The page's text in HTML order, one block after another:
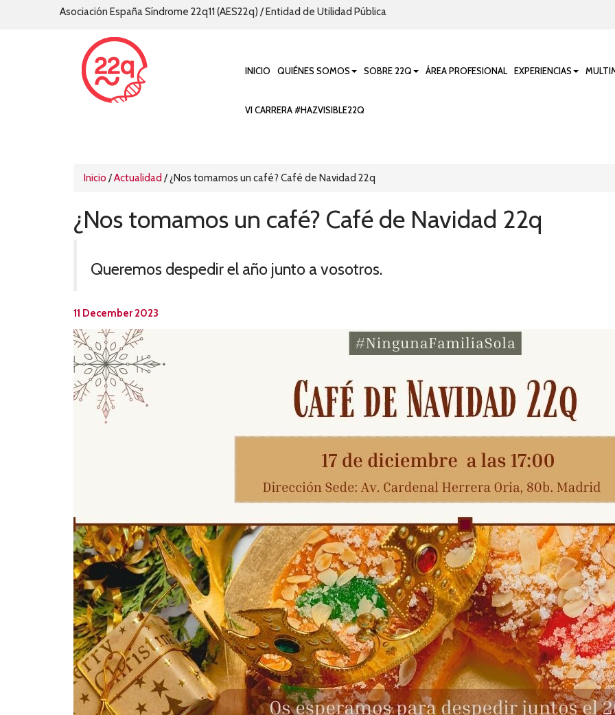
Asociación España Síndrome 22q11 (AES22q) / Entidad de Utilidad Pública
INICIO QUIÉNES SOMOS SOBRE 22Q ÁREA PROFESIONAL EXPERIENCIAS
VI CARRERA #HAZVISIBLE22Q
Inicio /Actualidad /¿Nos tomamos un café? Café de Navidad 22q
¿Nos tomamos un café? Café de Navidad 22q
Queremos despedir el año junto a vosotros.
11 December 2023